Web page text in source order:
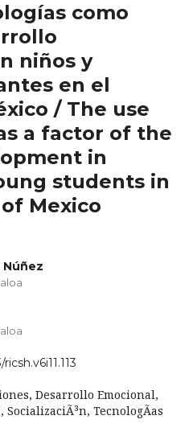
como
niños y
en el
/ The use
a factor of the
in
students in
Mexico
Desarrollo Emocional,
TecnologÃ­as